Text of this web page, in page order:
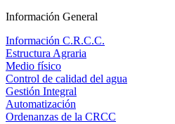
Información General
Información C.R.C.C.
Estructura Agraria
Medio físico
Control de calidad del agua
Gestión Integral
Automatización
Ordenanzas de la CRCC